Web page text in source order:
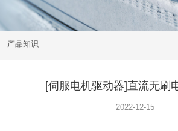
产品知识
[伺服电机驱动器]直流无刷
2022-12-15